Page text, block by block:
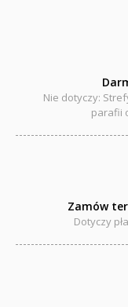
Pomoce
Książki
Regionalne
NOWOŚCI
QUIZY,
Nie dotyczy:
parafii
Zamów
Dotyczy